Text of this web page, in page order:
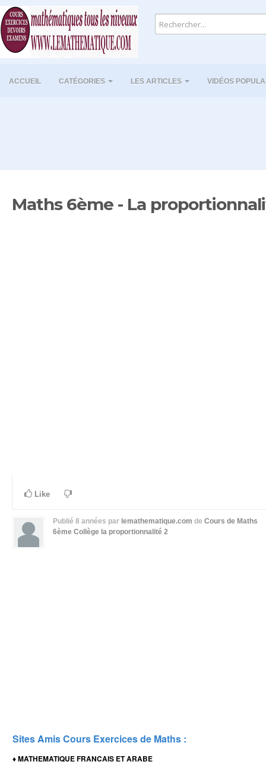
ACCUEIL CATÉGORIES LES ARTICLES VIDÉOS
Maths 6ème - La
Like
Publié 8 années par lemathematique.com de Cours de Maths
6ème Collège la proportionnalité 2
Sites Amis Cours Exercices de Maths :
♦MATHEMATIQUE FRANCAIS ET ARABE